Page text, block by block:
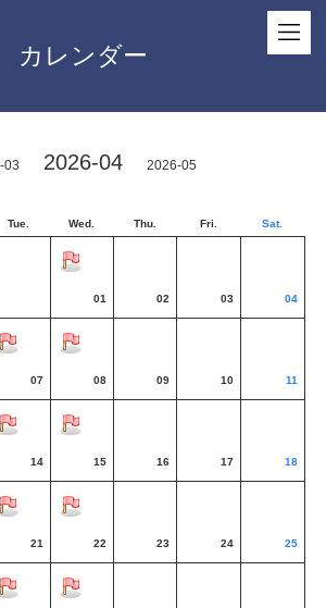
カレンダー
03 2026-04 2026-05
Tue. Wed. Thu. Fri. Sat.
01 02 03 04
07 08 09 10 11
14 15 16 17 18
21 22 23 24 25